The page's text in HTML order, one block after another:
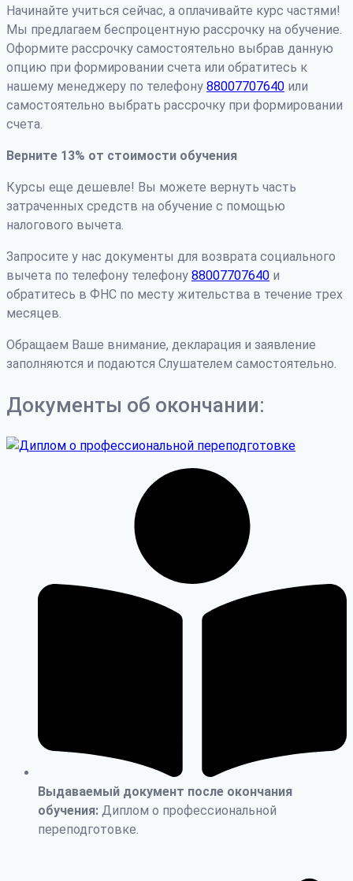
Начинайте учиться сейчас, а оплачивайте курс частями!
Мы предлагаем беспроцентную рассрочку на обучение.
Оформите рассрочку самостоятельно выбрав данную
опцию при формировании счета или обратитесь к
нашему менеджеру по телефону 88007707640 или
самостоятельно выбрать рассрочку при формировании
счета.
Верните 13% от стоимости обучения
Курсы еще дешевле! Вы можете вернуть часть
затраченных средств на обучение с помощью
налогового вычета.
Запросите у нас документы для возврата социального
вычета по телефону телефону 88007707640 и
обратитесь в ФНС по месту жительства в течение трех
месяцев.
Обращаем Ваше внимание, декларация и заявление
заполняются и подаются Слушателем самостоятельно.
Документы об окончании:
Выдаваемый документ после окончания
обучения: Диплом о профессиональной
переподготовке.